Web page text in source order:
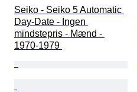
Seiko - Seiko 5 Automatic
Day-Date - Ingen
mindstepris - Mænd -
1970-1979